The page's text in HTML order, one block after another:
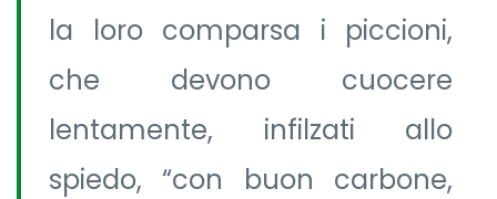
la loro comparsa i piccioni,
che devono cuocere
lentamente, infilzati allo
spiedo, “con buon carbone,